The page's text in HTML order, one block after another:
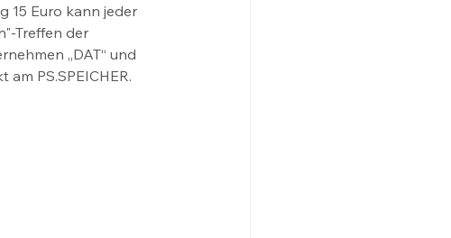
15 Euro kann jeder
Treffen der
„DAT“ und
PS.SPEICHER.